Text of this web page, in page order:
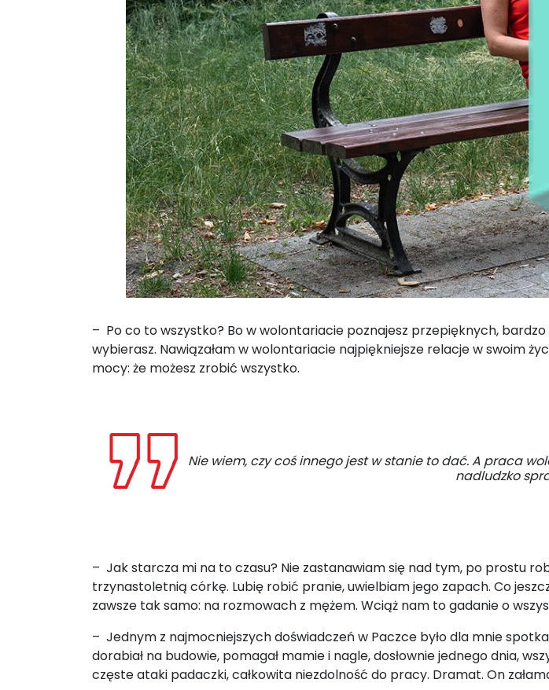
– Po co to wszystko? Bo w wolontariacie poznajesz przepięknych,
wybierasz. Nawiązałam w wolontariacie najpiękniejsze relacje w swoim
mocy: że możesz zrobić wszystko.
Nie wiem, czy coś innego jest w stanie to dać. A praca
nadludzko
– Jak starcza mi na to czasu? Nie zastanawiam się nad tym, po prostu
trzynastoletnią córkę. Lubię robić pranie, uwielbiam jego zapach. Co
zawsze tak samo: na rozmowach z mężem. Wciąż nam to gadanie o
– Jednym z najmocniejszych doświadczeń w Paczce było dla mnie
dorabiał na budowie, pomagał mamie i nagle, dosłownie jednego dnia,
częste ataki padaczki, całkowita niezdolność do pracy. Dramat. On